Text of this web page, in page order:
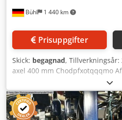
Bühl 1 440 km
Prisuppgifter
Skick: begagnad, Tillverkningsår:
axel 400 mm Chodpfxotqqqmo
Verktygshållare HSK 63
Snabbgång 30 m/min Styrsystem
Anläggning för bearbetning av
kopplingar m.m. Består av: 1 st